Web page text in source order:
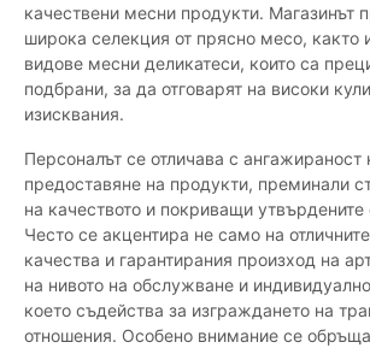
качествени месни продукти. Магазинът
широка селекция от прясно месо, както
видове месни деликатеси, които са
подбрани, за да отговарят на високи
изисквания.
Персоналът се отличава с ангажираност
предоставяне на продукти, преминали
на качеството и покриващи утвърдените
Често се акцентира не само на
качества и гарантирания произход на
на нивото на обслужване и
което съдейства за изграждането на
отношения. Особено внимание се